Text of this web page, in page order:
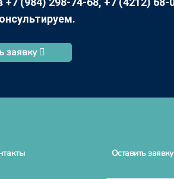
заявку
Оставить